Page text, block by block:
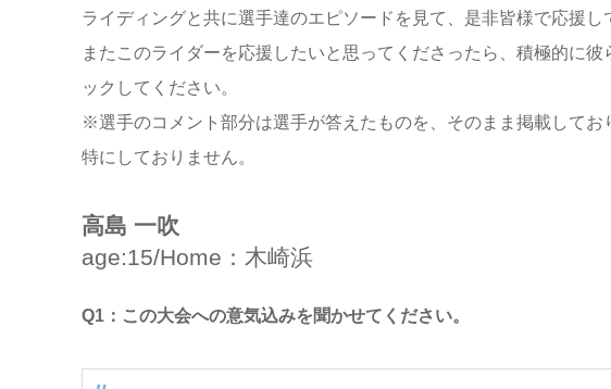
ライディングと共に選手達のエピソードを見て、是非皆様で応援し
またこのライダーを応援したいと思ってくださったら、積極的に彼
ックしてください。
※選手のコメント部分は選手が答えたものを、そのまま掲載してお
特にしておりません。
高島 一吹
age:15/Home：木崎浜
Q1：この大会への意気込みを聞かせてください。